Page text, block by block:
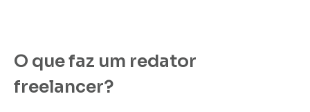
O que faz um redator
freelancer?